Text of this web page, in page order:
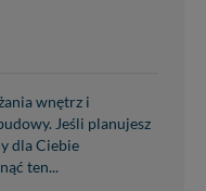
wnętrz i
Jeśli planujesz
dla Ciebie
ten...